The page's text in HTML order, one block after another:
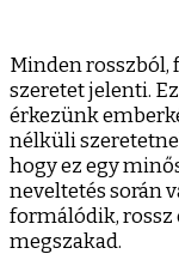
Minden rosszból,
szeretet jelenti.
érkezünk
nélküli
hogy ez egy
neveltetés során
formálódik, rossz
megszakad.